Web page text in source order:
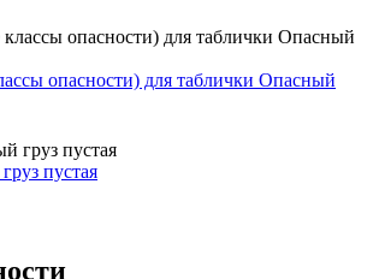
опасности) для таблички Опасный
пустая